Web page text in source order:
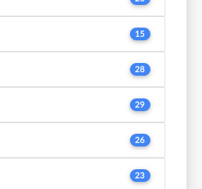
15
28
29
26
23